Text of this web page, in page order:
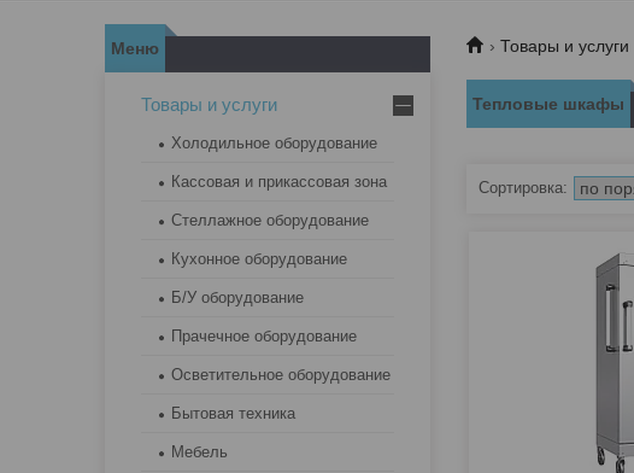
Товары и услуги
Тепловые шкафы
Товары и услуги
Холодильное оборудование
Кассовая и прикассовая зона
Стеллажное оборудование
Кухонное оборудование
Б/У оборудование
Прачечное оборудование
Осветительное оборудование
Бытовая техника
Мебель